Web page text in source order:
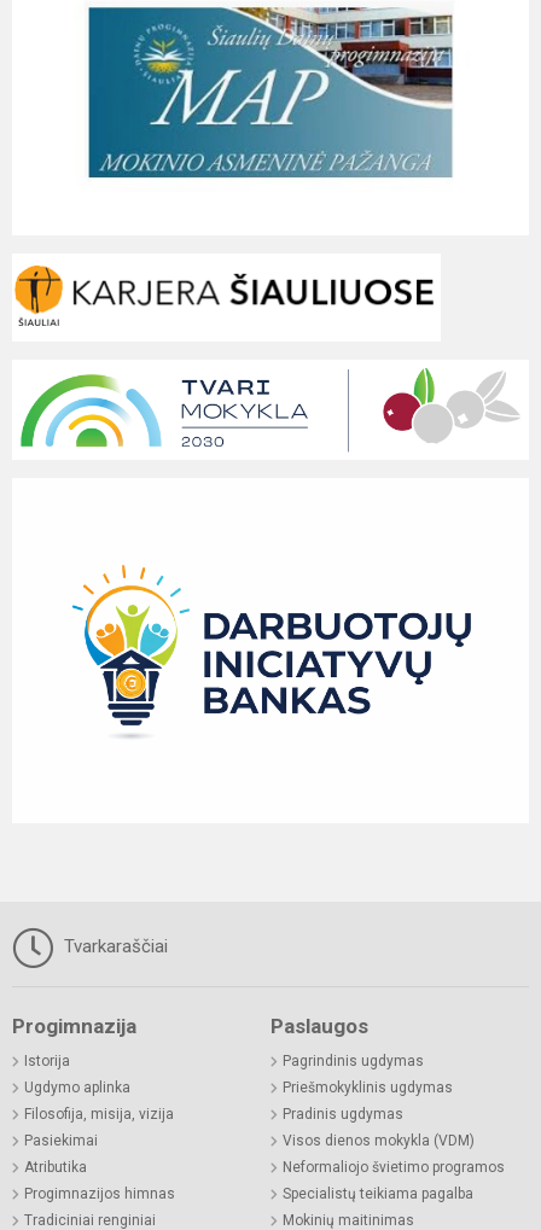
Tvarkaraščiai
Progimnazija
Istorija
Ugdymo aplinka
Filosofija, misija, vizija
Pasiekimai
Atributika
Progimnazijos himnas
Tradiciniai renginiai
Paslaugos
Pagrindinis ugdymas
Priešmokyklinis ugdymas
Pradinis ugdymas
Visos dienos mokykla (VDM)
Neformaliojo švietimo programos
Specialistų teikiama pagalba
Mokinių maitinimas